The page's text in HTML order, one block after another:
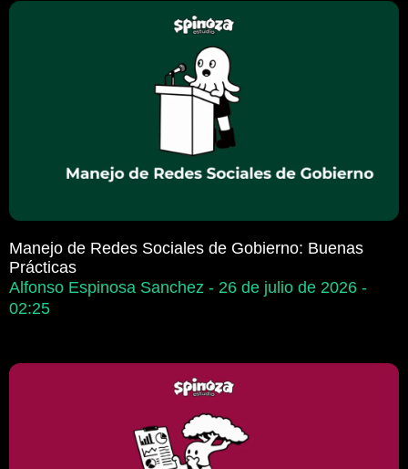
Manejo de Redes Sociales de Gobierno: Buenas
Prácticas
Alfonso Espinosa Sanchez
26 de julio de 2026
02:25